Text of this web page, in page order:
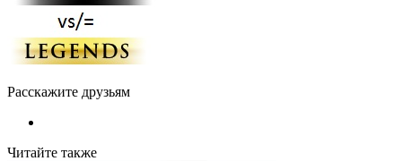
Расскажите друзьям
Читайте также